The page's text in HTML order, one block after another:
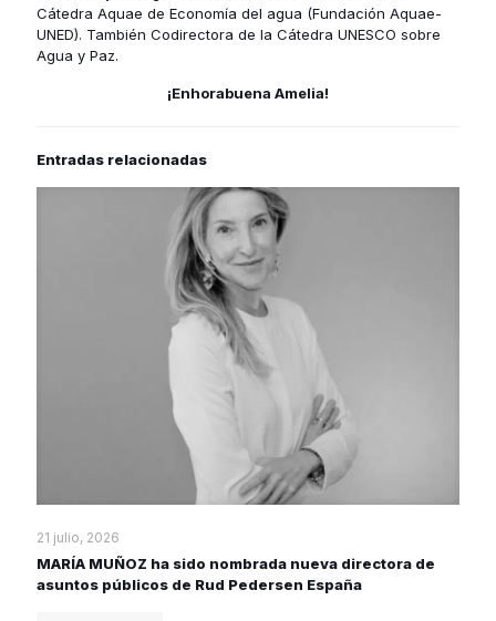
Cátedra Aquae de Economía del agua (Fundación Aquae-
UNED). También Codirectora de la Cátedra UNESCO sobre
Agua y Paz.
¡Enhorabuena Amelia!
Entradas relacionadas
21 julio, 2026
MARÍA MUÑOZ ha sido nombrada nueva directora de
asuntos públicos de Rud Pedersen España